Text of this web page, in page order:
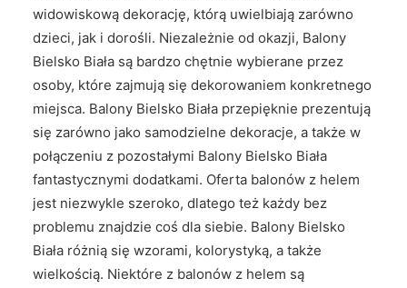
widowiskową dekorację, którą uwielbiają zarówno
dzieci, jak i dorośli. Niezależnie od okazji, Balony
Bielsko Biała są bardzo chętnie wybierane przez
osoby, które zajmują się dekorowaniem konkretnego
miejsca. Balony Bielsko Biała przepięknie prezentują
się zarówno jako samodzielne dekoracje, a także w
połączeniu z pozostałymi Balony Bielsko Biała
fantastycznymi dodatkami. Oferta balonów z helem
jest niezwykle szeroko, dlatego też każdy bez
problemu znajdzie coś dla siebie. Balony Bielsko
Biała różnią się wzorami, kolorystyką, a także
wielkością. Niektóre z balonów z helem są